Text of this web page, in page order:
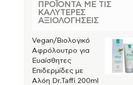
Vegan
+
Vegan Καλλυντικά
Αθλητισμός
Άνδρας
ΠΡΟΪΌΝΤΑ ΜΕ ΤΙΣ
ΚΑΛΎΤΕΡΕΣ
ΑΞΙΟΛΟΓΉΣΕΙΣ
Vegan/Βιολογικό
Αφρόλουτρο για
Ευαίσθητες
Επιδερμίδες με
Αλόη Dr.Taffi 200ml